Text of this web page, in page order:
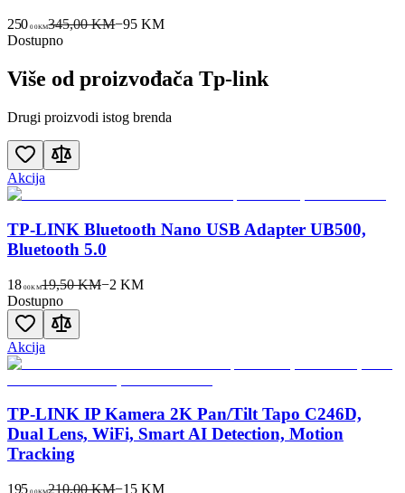
250 00KM345,00 KM−95 KM
Dostupno
Više od proizvođača Tp-link
Drugi proizvodi istog brenda
Akcija
TP-LINK Bluetooth Nano USB Adapter UB500,
Bluetooth 5.0
18 00KM19,50 KM−2 KM
Dostupno
Akcija
TP-LINK IP Kamera 2K Pan/Tilt Tapo C246D,
Dual Lens, WiFi, Smart AI Detection, Motion
Tracking
195 210,00 KM−15 KM